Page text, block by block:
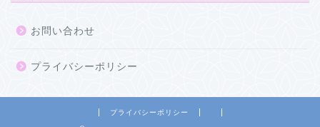
お問い合わせ
プライバシーポリシー
プライバシーポリシー